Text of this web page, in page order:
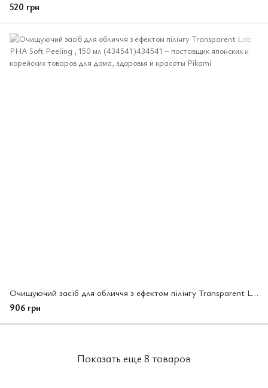
520 грн
Очищуючий засіб для обличчя з ефектом пілінгу Transparent Lab PHA Soft Peeling , 150 мл (434541)
906 грн
Показать еще 8 товаров